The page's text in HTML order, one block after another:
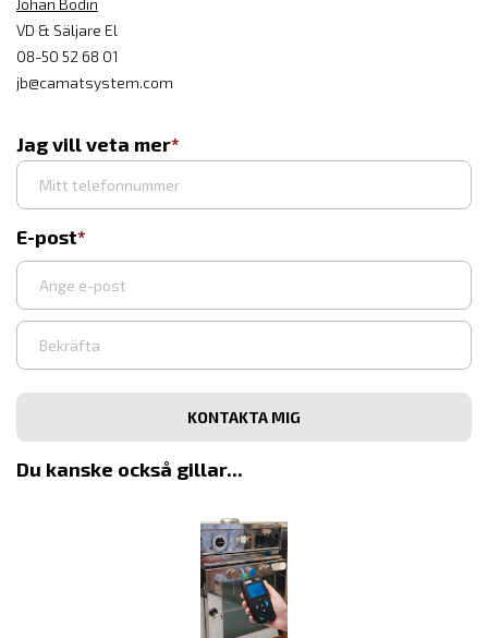
Johan Bodin
VD & Säljare El
08-50 52 68 01
jb@camatsystem.com
Jag vill veta mer
E-post
Ange
e-
Bekräfta
post
Du kanske också gillar...